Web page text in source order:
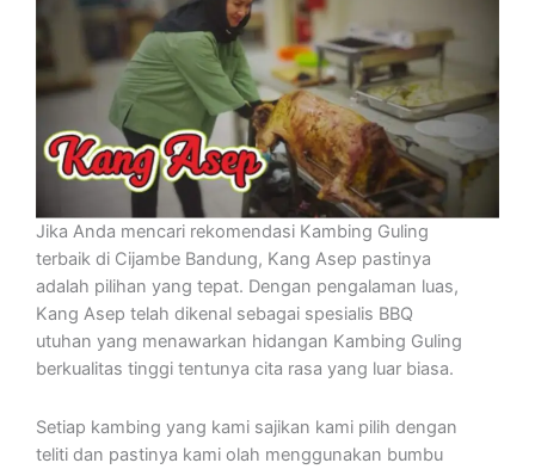
Jika Anda mencari rekomendasi Kambing Guling
terbaik di Cijambe Bandung, Kang Asep pastinya
adalah pilihan yang tepat. Dengan pengalaman luas,
Kang Asep telah dikenal sebagai spesialis BBQ
utuhan yang menawarkan hidangan Kambing Guling
berkualitas tinggi tentunya cita rasa yang luar biasa.
Setiap kambing yang kami sajikan kami pilih dengan
teliti dan pastinya kami olah menggunakan bumbu